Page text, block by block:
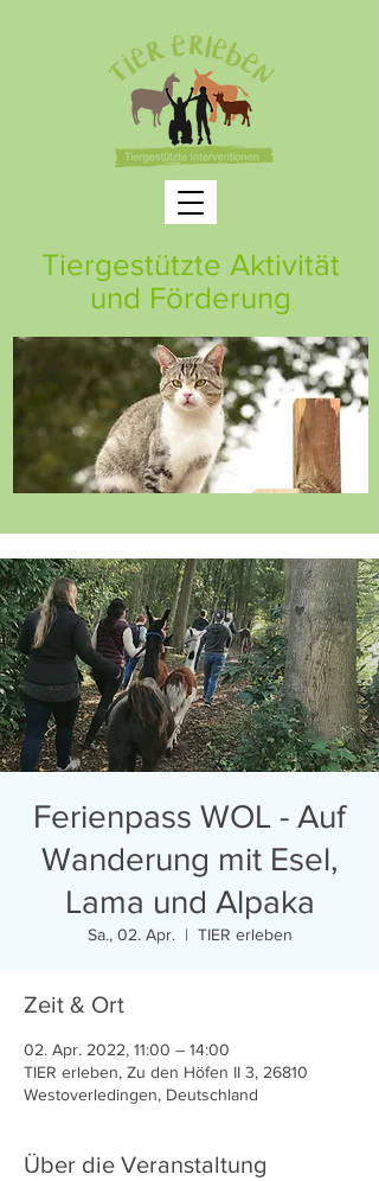
Tiergestützte Aktivität
und Förderung
Ferienpass WOL - Auf
Wanderung mit Esel,
Lama und Alpaka
Sa., 02. Apr.
  |
TIER erleben
Zeit & Ort
02. Apr. 2022, 11:00 – 14:00
TIER erleben, Zu den Höfen II 3, 26810
Westoverledingen, Deutschland
Über die Veranstaltung